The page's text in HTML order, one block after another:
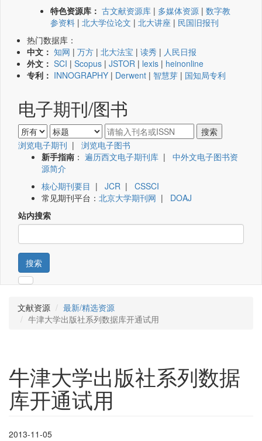
特色资源库： 古文献资源库 | 多媒体资源 | 数字教
参资料 | 北大学位论文 | 北大讲座 | 民国旧报刊
热门数据库：
中文： 知网 | 万方 | 北大法宝 | 读秀 | 人民日报
外文： SCI | Scopus | JSTOR | lexis | heinonline
专利： INNOGRAPHY | Derwent | 智慧芽 | 国知局专利
电子期刊/图书
浏览电子期刊 | 浏览电子图书
新手指南 ： 遍历西文电子期刊库 | 中外文电子图书资
源简介
核心期刊要目 | JCR | CSSCI
常见期刊平台： 北京大学期刊网 | DOAJ
站内搜索
搜索
文献资源
最新/精选资源
牛津大学出版社系列数据库开通试用
牛津大学出版社系列数据
库开通试用
2013-11-05